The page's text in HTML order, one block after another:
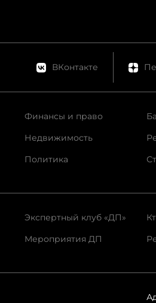
ВКонтакте
Финансы и право
Недвижимость
Политика
Экспертный клуб «ДП»
Мероприятия ДП